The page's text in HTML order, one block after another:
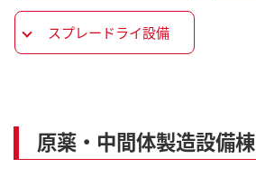
スプレードライ設備
原薬・中間体製造設備棟